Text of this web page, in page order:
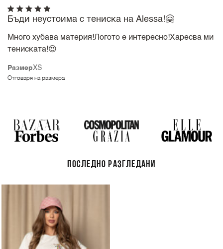
РазмерXS
Отговаря на размера
Бъди неустоима с тениска на Alessa!🤗
Много хубава материя!Логото е интересно!Харесва ми
тениската!😍
ПОСЛЕДНО РАЗГЛЕДАНИ